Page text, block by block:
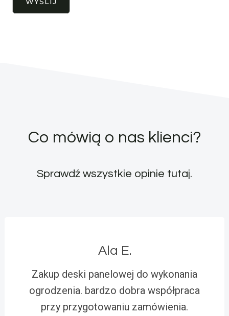
Co mówią o nas klienci?
Sprawdź wszystkie opinie tutaj.
Ala E.
Zakup deski panelowej do wykonania
ogrodzenia. bardzo dobra współpraca
przy przygotowaniu zamówienia.